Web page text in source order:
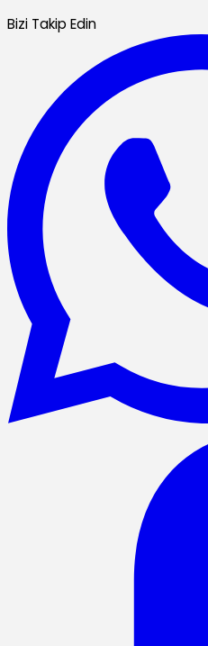
Bizi Takip Edin